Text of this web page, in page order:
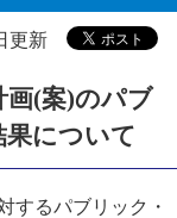
更新
画(案)のパブ
果について
するパブリック・